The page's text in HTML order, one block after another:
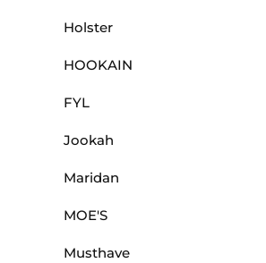
Holster
HOOKAIN
FYL
Jookah
Maridan
MOE'S
Musthave